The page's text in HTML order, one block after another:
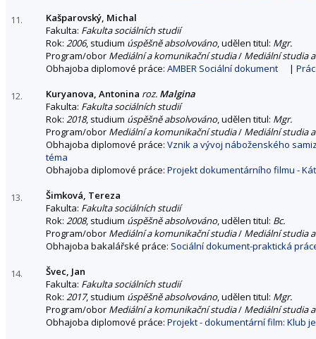
11.
Kašparovský, Michal
Fakulta: Fakulta sociálních studií
Rok: 2006, studium úspěšně absolvováno, udělen titul: Mgr.
Program/obor Mediální a komunikační studia/ Mediální studia
Obhajoba diplomové práce: AMBER Sociální dokument |
12. Kuryanova, Antonina roz. Malgina
Fakulta: Fakulta sociálních studií
Rok: 2018, studium úspěšně absolvováno, udělen titul: Mgr.
Program/obor Mediální a komunikační studia/ Mediální studia
Obhajoba diplomové práce: Vznik a vývoj náboženského
téma
Obhajoba diplomové práce: Projekt dokumentárního filmu -
13.
Šimková, Tereza
Fakulta: Fakulta sociálních studií
Rok: 2008, studium úspěšně absolvováno, udělen titul: Bc.
Program/obor Mediální a komunikační studia/ Mediální studia
Obhajoba bakalářské práce: Sociální dokument-praktická
14.
Švec, Jan
Fakulta: Fakulta sociálních studií
Rok: 2017, studium úspěšně absolvováno, udělen titul: Mgr.
Program/obor Mediální a komunikační studia/ Mediální studia
Obhajoba diplomové práce: Projekt - dokumentární film: Klub